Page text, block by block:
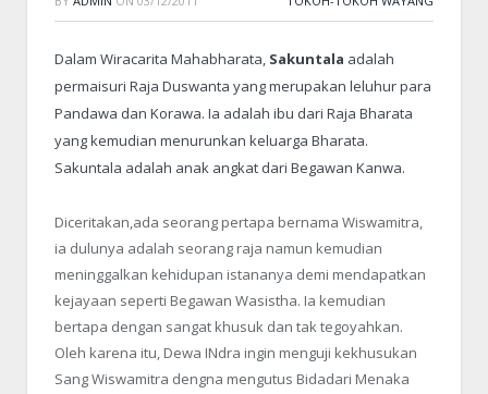
Dalam Wiracarita Mahabharata, Sakuntala adalah
permaisuri Raja Duswanta yang merupakan leluhur para
Pandawa dan Korawa. Ia adalah ibu dari Raja Bharata
yang kemudian menurunkan keluarga Bharata.
Sakuntala adalah anak angkat dari Begawan Kanwa.
Diceritakan,ada seorang pertapa bernama Wiswamitra,
ia dulunya adalah seorang raja namun kemudian
meninggalkan kehidupan istananya demi mendapatkan
kejayaan seperti Begawan Wasistha. Ia kemudian
bertapa dengan sangat khusuk dan tak tegoyahkan.
Oleh karena itu, Dewa INdra ingin menguji kekhusukan
Sang Wiswamitra dengna mengutus Bidadari Menaka